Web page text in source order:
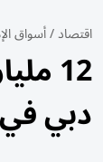
اقتصاد/أسواق
12
دبي